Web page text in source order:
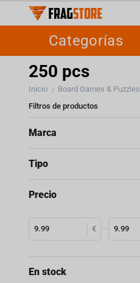
Categorías
250 pcs
Inicio / Board Games & Puzzles
Filtros de productos
Marca
Tipo
Precio
€
En stock